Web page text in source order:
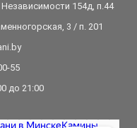
154д, п.44
3 / п. 201
55
до 21:00